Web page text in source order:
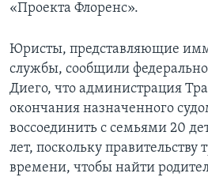
«Проекта Флоренс».
Юристы, представляющие
службы, сообщили
Диего, что администрация
окончания назначенного
воссоединить с семьями 20
лет, поскольку правительству
времени, чтобы найти